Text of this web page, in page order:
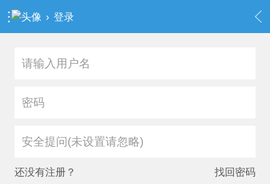
› 登录
安全提问(未设置请忽略)
还没有注册？ 找回密码